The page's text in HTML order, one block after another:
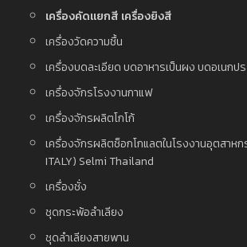
เครื่องคัดแยกสี เครื่องยิงสี
เครื่องวัดความชื้น
เครื่องบดละเอียด บดอาหารเป็นผง บดอเนกป
เครื่องจักรโรงงานกาแฟ
เครื่องจักรผลิตโกโก้
เครื่องจักรผลิตช็อกโกแลตในโรงงานอุตสาหก
ITALY) Selmi Thailand
เครื่องชั่ง
ชุดกระพ้อลำเลียง
ชุดลำเลียงสายพาน